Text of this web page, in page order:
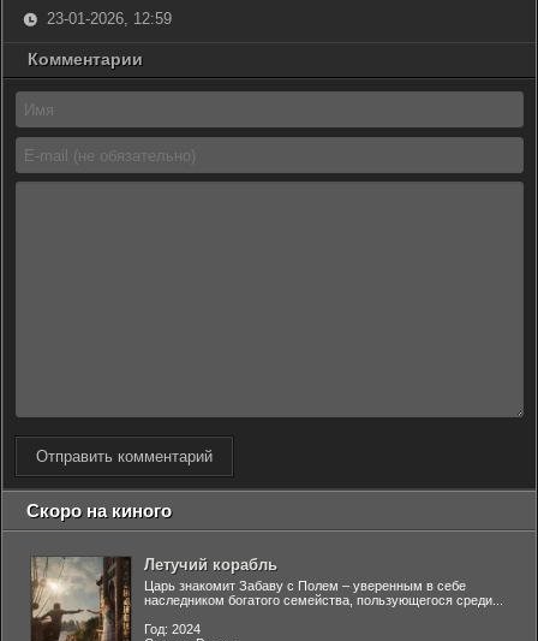
23-01-2026, 12:59
Комментарии
Отправить комментарий
Скоро на киного
Летучий корабль
Царь знакомит Забаву с Полем – уверенным в себе
наследником богатого семейства, пользующегося среди...
Год: 2024